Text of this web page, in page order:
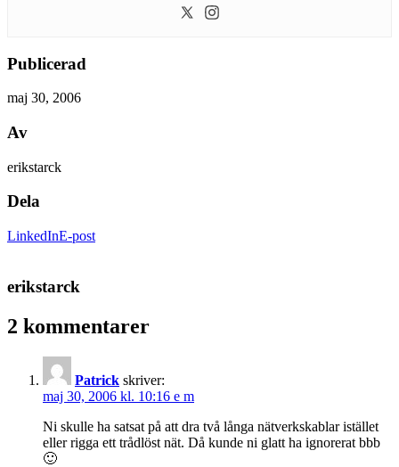
Publicerad
maj 30, 2006
Av
erikstarck
Dela
LinkedInE-post
erikstarck
2 kommentarer
Patrick skriver:
maj 30, 2006 kl. 10:16 e m
Ni skulle ha satsat på att dra två långa nätverkskablar istället
eller rigga ett trådlöst nät. Då kunde ni glatt ha ignorerat bbb
🙂